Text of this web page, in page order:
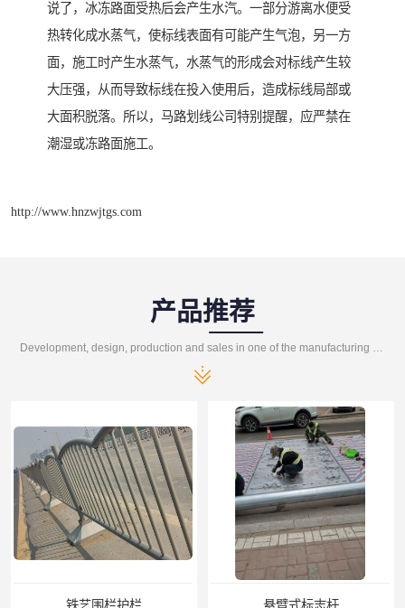
说了，冰冻路面受热后会产生水汽。一部分游离水便受
热转化成水蒸气，使标线表面有可能产生气泡，另一方
面，施工时产生水蒸气，水蒸气的形成会对标线产生较
大压强，从而导致标线在投入使用后，造成标线局部或
大面积脱落。所以，马路划线公司特别提醒，应严禁在
潮湿或冻路面施工。
http://www.hnzwjtgs.com
产品推荐
铁艺围栏护栏 悬臂式标志杆